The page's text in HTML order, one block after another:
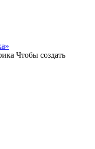
Чтобы создать